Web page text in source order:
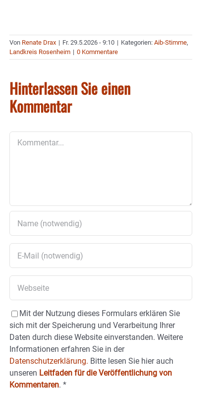
Von Renate Drax | Fr. 29.5.2026 - 9:10 | Kategorien: Aib-Stimme,
Landkreis Rosenheim | 0 Kommentare
Hinterlassen Sie einen
Kommentar
Mit der Nutzung dieses Formulars erklären Sie
sich mit der Speicherung und Verarbeitung Ihrer
Daten durch diese Website einverstanden. Weitere
Informationen erfahren Sie in der
Datenschutzerklärung. Bitte lesen Sie hier auch
unseren Leitfaden für die Veröffentlichung von
Kommentaren. *